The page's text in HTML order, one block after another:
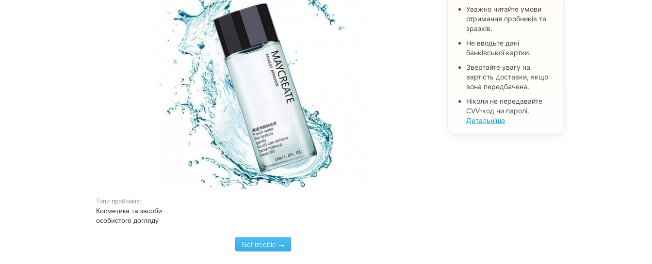
Типи пробників:
Косметика та засоби
особистого догляду
Get freebie →
Уважно читайте умови
отримання пробників та
зразків.
Не вводьте дані
банківської картки.
Звертайте увагу на
вартість доставки, якщо
вона передбачена.
Ніколи не передавайте
CVV-код чи паролі.
Детальніше